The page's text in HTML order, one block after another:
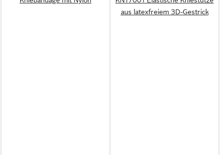
aus latexfreiem 3D-Gestrick